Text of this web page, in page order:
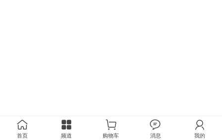
首页 频道 购物车 消息 我的